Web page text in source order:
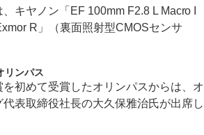
キヤノン「EF 100mm F2.8 L Macro I
R」（裏面照射型CMOSセンサ
リンパス
初めて受賞したオリンパスからは、オ
表取締役社長の大久保雅治氏が出席し